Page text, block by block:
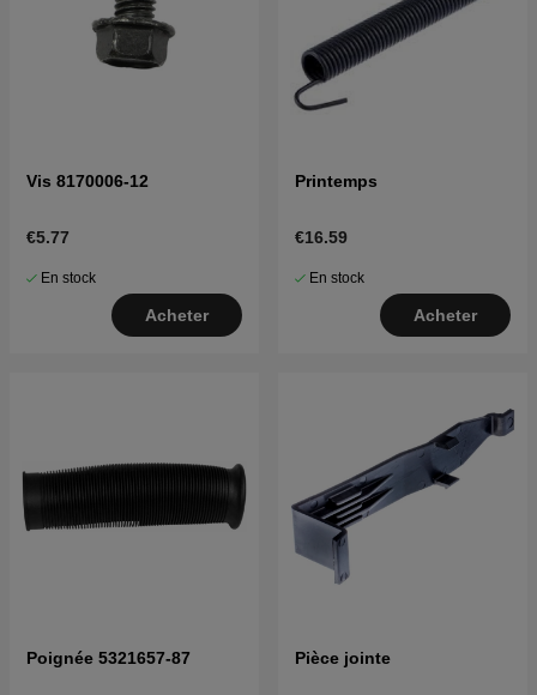
Vis 8170006-12
€5.77
En stock
Acheter
Printemps
€16.59
En stock
Acheter
Poignée 5321657-87 Pièce jointe